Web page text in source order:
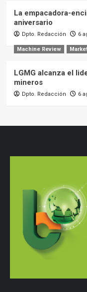
La empacadora-
aniversario
Dpto. Redacción 6
Machine Review
LGMG alcanza el
mineros
Dpto. Redacción 6